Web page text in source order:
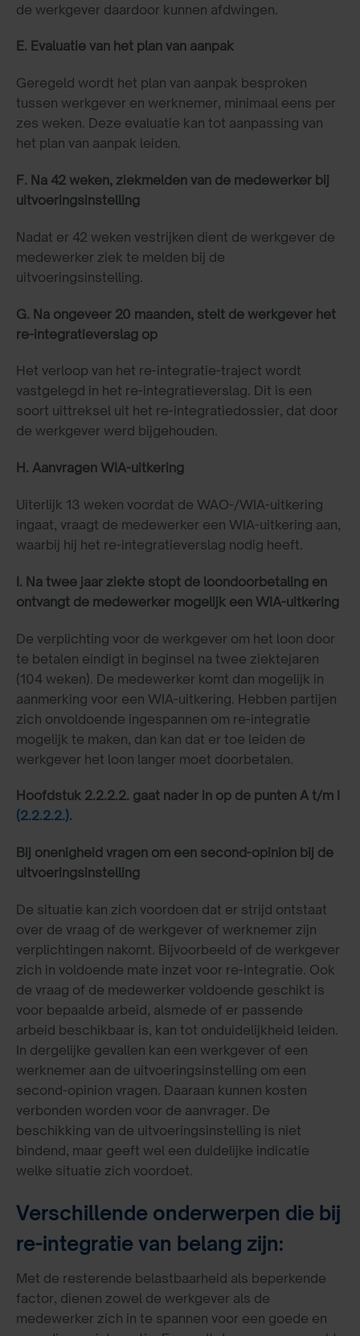
de werkgever daardoor kunnen afdwingen.
E. Evaluatie van het plan van aanpak
Geregeld wordt het plan van aanpak besproken
tussen werkgever en werknemer, minimaal eens per
zes weken. Deze evaluatie kan tot aanpassing van
het plan van aanpak leiden.
F. Na 42 weken, ziekmelden van de medewerker bij
uitvoeringsinstelling
Nadat er 42 weken vestrijken dient de werkgever de
medewerker ziek te melden bij de
uitvoeringsinstelling.
G. Na ongeveer 20 maanden, stelt de werkgever het
re-integratieverslag op
Het verloop van het re-integratie-traject wordt
vastgelegd in het re-integratieverslag. Dit is een
soort uittreksel uit het re-integratiedossier, dat door
de werkgever werd bijgehouden.
H. Aanvragen WIA-uitkering
Uiterlijk 13 weken voordat de WAO-/WIA-uitkering
ingaat, vraagt de medewerker een WIA-uitkering aan,
waarbij hij het re-integratieverslag nodig heeft.
I. Na twee jaar ziekte stopt de loondoorbetaling en
ontvangt de medewerker mogelijk een WIA-uitkering
De verplichting voor de werkgever om het loon door
te betalen eindigt in beginsel na twee ziektejaren
(104 weken). De medewerker komt dan mogelijk in
aanmerking voor een WIA-uitkering. Hebben partijen
zich onvoldoende ingespannen om re-integratie
mogelijk te maken, dan kan dat er toe leiden de
werkgever het loon langer moet doorbetalen.
Hoofdstuk 2.2.2.2. gaat nader in op de punten A t/m I
(2.2.2.2.).
Bij onenigheid vragen om een second-opinion bij de
uitvoeringsinstelling
De situatie kan zich voordoen dat er strijd ontstaat
over de vraag of de werkgever of werknemer zijn
verplichtingen nakomt. Bijvoorbeeld of de werkgever
zich in voldoende mate inzet voor re-integratie. Ook
de vraag of de medewerker voldoende geschikt is
voor bepaalde arbeid, alsmede of er passende
arbeid beschikbaar is, kan tot onduidelijkheid leiden.
In dergelijke gevallen kan een werkgever of een
werknemer aan de uitvoeringsinstelling om een
second-opinion vragen. Daaraan kunnen kosten
verbonden worden voor de aanvrager. De
beschikking van de uitvoeringsinstelling is niet
bindend, maar geeft wel een duidelijke indicatie
welke situatie zich voordoet.
Verschillende onderwerpen die bij
re-integratie van belang zijn:
Met de resterende belastbaarheid als beperkende
factor, dienen zowel de werkgever als de
medewerker zich in te spannen voor een goede en